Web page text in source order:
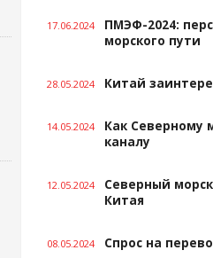
17.06.2024
ПМЭФ-2024:
морского пути
28.05.2024 Китай
14.05.2024
Как Северному
каналу
12.05.2024
Северный
Китая
08.05.2024 Спрос на